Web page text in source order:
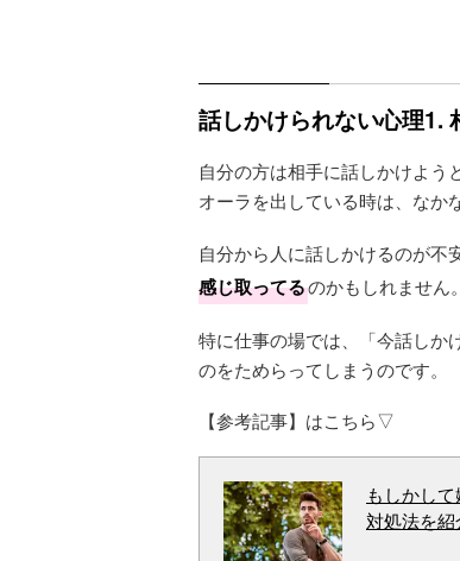
話しかけられない心理1.
自分の方は相手に話しかけよう
オーラを出している時は、なか
自分から人に話しかけるのが不
感じ取ってるのかもしれません。
特に仕事の場では、「今話しか
のをためらってしまうのです。
【参考記事】はこちら▽
もしかし
対処法を紹